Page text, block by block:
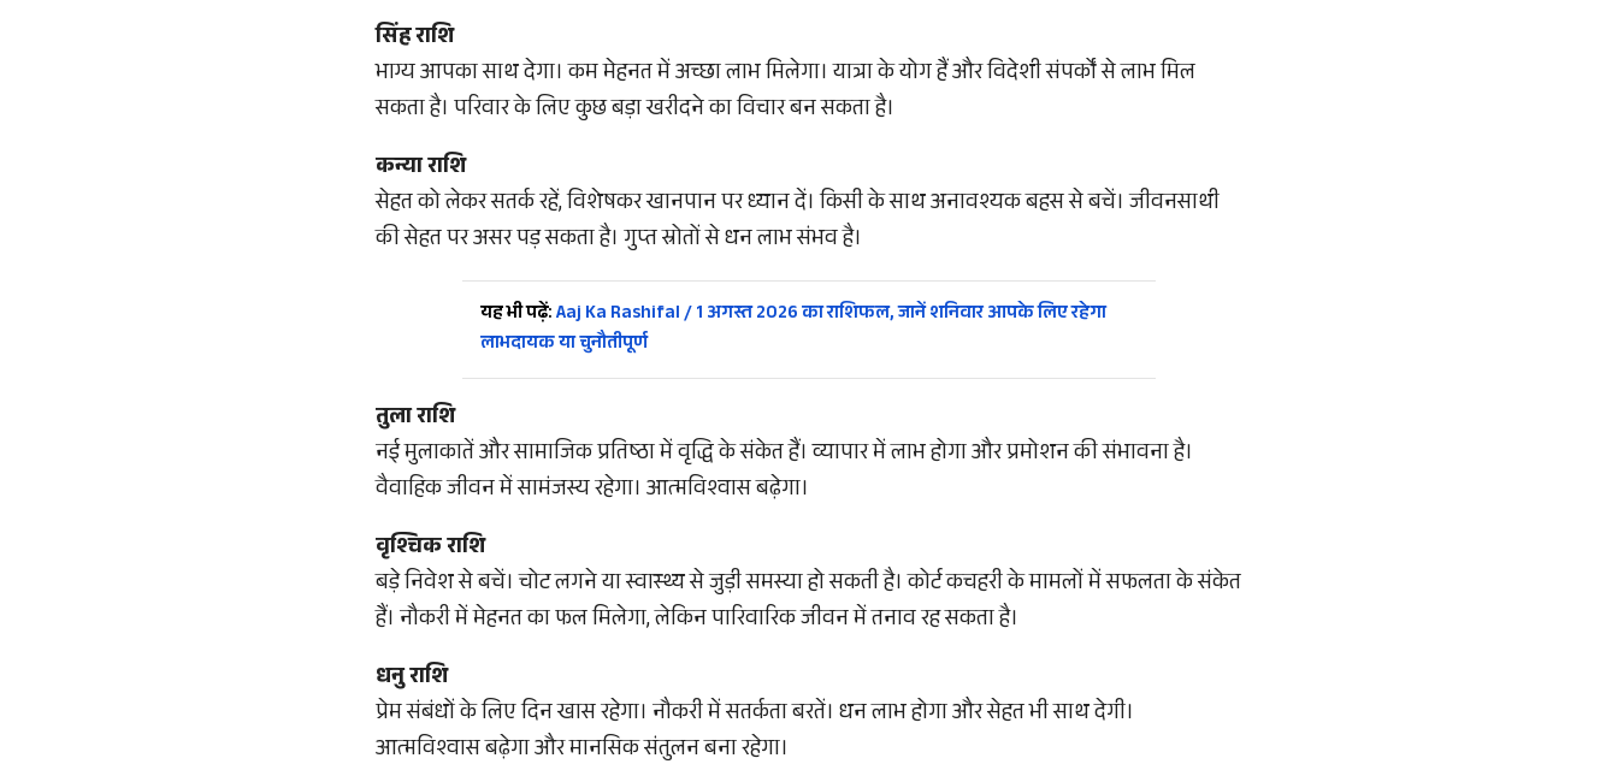
सिंह राशि
भाग्य आपका साथ देगा। कम मेहनत में अच्छा लाभ मिलेगा। यात्रा के योग हैं और विदेशी संपर्कों से लाभ मिल
सकता है। परिवार के लिए कुछ बड़ा खरीदने का विचार बन सकता है।
कन्या राशि
सेहत को लेकर सतर्क रहें, विशेषकर खानपान पर ध्यान दें। किसी के साथ अनावश्यक बहस से बचें। जीवनसाथी
की सेहत पर असर पड़ सकता है। गुप्त स्रोतों से धन लाभ संभव है।
यह भी पढ़ें:Aaj Ka Rashifal / 1 अगस्त 2026 का राशिफल, जानें शनिवार आपके लिए रहेगा
लाभदायक या चुनौतीपूर्ण
तुला राशि
नई मुलाकातें और सामाजिक प्रतिष्ठा में वृद्धि के संकेत हैं। व्यापार में लाभ होगा और प्रमोशन की संभावना है।
वैवाहिक जीवन में सामंजस्य रहेगा। आत्मविश्वास बढ़ेगा।
वृश्चिक राशि
बड़े निवेश से बचें। चोट लगने या स्वास्थ्य से जुड़ी समस्या हो सकती है। कोर्ट कचहरी के मामलों में सफलता के संकेत
हैं। नौकरी में मेहनत का फल मिलेगा, लेकिन पारिवारिक जीवन में तनाव रह सकता है।
धनु राशि
प्रेम संबंधों के लिए दिन खास रहेगा। नौकरी में सतर्कता बरतें। धन लाभ होगा और सेहत भी साथ देगी।
आत्मविश्वास बढ़ेगा और मानसिक संतुलन बना रहेगा।